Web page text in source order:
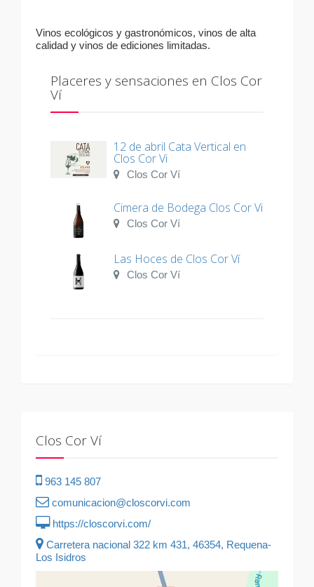
Vinos ecológicos y gastronómicos, vinos de alta
calidad y vinos de ediciones limitadas.
Placeres y sensaciones en Clos Cor
Ví
12 de abril Cata Vertical en
Clos Cor Vi
Clos Cor Ví
Cimera de Bodega Clos Cor Vi
Clos Cor Ví
Las Hoces de Clos Cor Ví
Clos Cor Ví
Clos Cor Ví
963 145 807
comunicacion@closcorvi.com
https://closcorvi.com/
Carretera nacional 322 km 431, 46354, Requena-
Los Isidros